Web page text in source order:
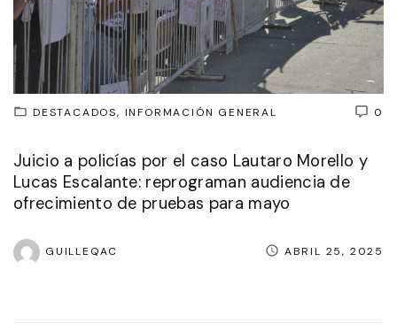
0
DESTACADOS INFORMACIÓN GENERAL
Juicio a policías por el caso Lautaro Morello y
Lucas Escalante: reprograman audiencia de
ofrecimiento de pruebas para mayo
GUILLEQAC ABRIL 25, 2025